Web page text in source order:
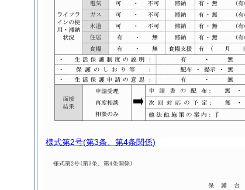
様式第2号(第3条、第4条関係)